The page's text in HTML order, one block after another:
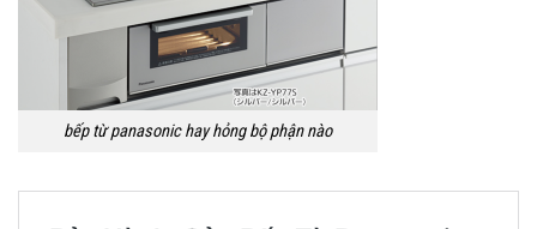
bếp từ panasonic hay hỏng bộ phận nào